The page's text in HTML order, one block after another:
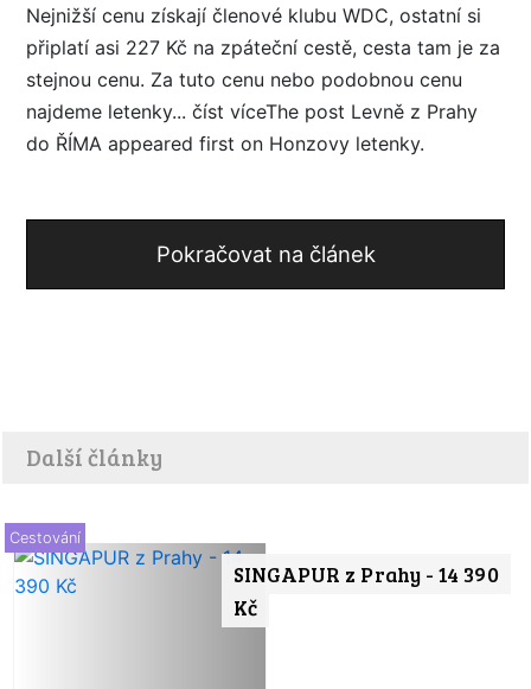
Nejnižší cenu získají členové klubu WDC, ostatní si
připlatí asi 227 Kč na zpáteční cestě, cesta tam je za
stejnou cenu. Za tuto cenu nebo podobnou cenu
najdeme letenky... číst víceThe post Levně z Prahy
do ŘÍMA appeared first on Honzovy letenky.
Pokračovat na článek
Další články
SINGAPUR z Prahy - 14 390
Kč
Cestování